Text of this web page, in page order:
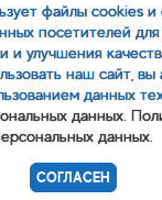
обработки персональных
файлы cookies и
посетителей
и улучшения
наш сайт, вы
данных
данных.
данных.
СОГЛАСЕН